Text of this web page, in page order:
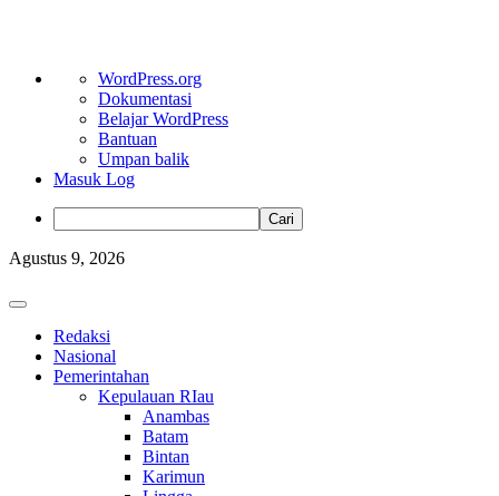
Tentang
WordPress
WordPress.org
Dokumentasi
Belajar WordPress
Bantuan
Umpan balik
Masuk Log
Cari
Skip
content
Agustus 9, 2026
Primary
Redaksi
Nasional
Pemerintahan
Kepulauan RIau
Anambas
Batam
Bintan
Karimun